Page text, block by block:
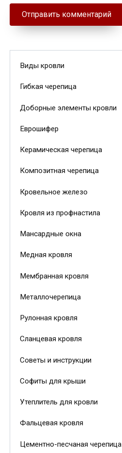
Виды кровли
Гибкая черепица
Доборные элементы кровли
Еврошифер
Керамическая черепица
Композитная черепица
Кровельное железо
Кровля из профнастила
Мансардные окна
Медная кровля
Мембранная кровля
Металлочерепица
Рулонная кровля
Сланцевая кровля
Советы и инструкции
Софиты для крыши
Утеплитель для кровли
Фальцевая кровля
Цементно-песчаная черепица